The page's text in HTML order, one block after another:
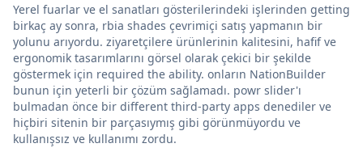
Yerel fuarlar ve el sanatları gösterilerindeki işlerinden getting
birkaç ay sonra, rbia shades çevrimiçi satış yapmanın bir
yolunu arıyordu. ziyaretçilere ürünlerinin kalitesini, hafif ve
ergonomik tasarımlarını görsel olarak çekici bir şekilde
göstermek için required the ability. onların NationBuilder
bunun için yeterli bir çözüm sağlamadı. powr slider'ı
bulmadan önce bir different third-party apps denediler ve
hiçbiri sitenin bir parçasıymış gibi görünmüyordu ve
kullanışsız ve kullanımı zordu.